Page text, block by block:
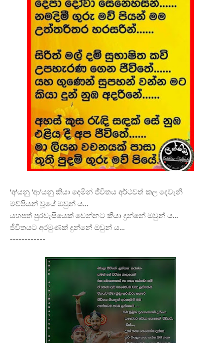
'අ'යනු 'ආ'යනු කියා දෙමින් ජීවිතය අර්ථවත් කල දෙවැනි
මව්පියන් වූයේ ඔවුන් ය…
යහපත් පුරවැසියෙක් වෙන්නට කියා දුන්නේ ඔවුන් ය…
ජීවිතයට අරමුණක් දුන්නේ ඔවුන් ය…
------------